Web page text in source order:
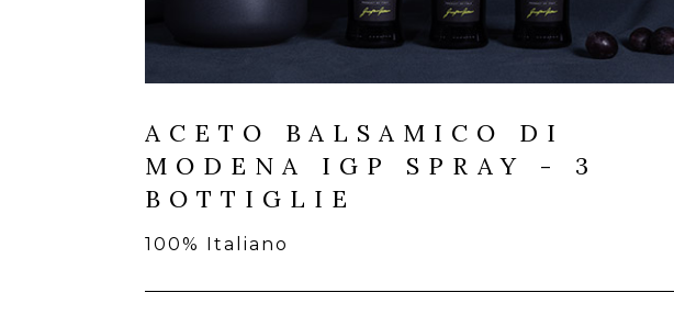
ACETO BALSAMICO DI
MODENA IGP SPRAY - 3
BOTTIGLIE
100% Italiano